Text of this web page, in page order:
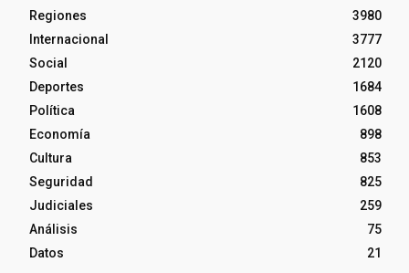
Regiones
3980
Internacional
3777
Social
2120
Deportes
1684
Política
1608
Economía
898
Cultura
853
Seguridad
825
Judiciales
259
Análisis
75
Datos
21